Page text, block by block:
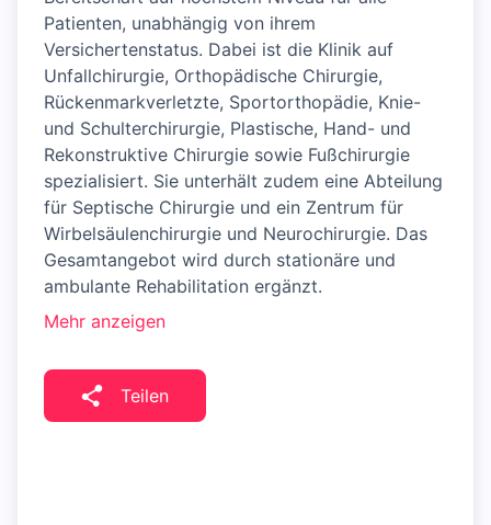
Patienten, unabhängig von ihrem
Versichertenstatus. Dabei ist die Klinik auf
Unfallchirurgie, Orthopädische Chirurgie,
Rückenmarkverletzte, Sportorthopädie, Knie-
und Schulterchirurgie, Plastische, Hand- und
Rekonstruktive Chirurgie sowie Fußchirurgie
spezialisiert. Sie unterhält zudem eine Abteilung
für Septische Chirurgie und ein Zentrum für
Wirbelsäulenchirurgie und Neurochirurgie. Das
Gesamtangebot wird durch stationäre und
ambulante Rehabilitation ergänzt.
Mehr anzeigen
Teilen